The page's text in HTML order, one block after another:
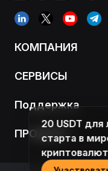
КОМПАНИЯ
СЕРВИСЫ
Поддержка
ПРОДУКТ
20 USDT для
старта в
криптовалют